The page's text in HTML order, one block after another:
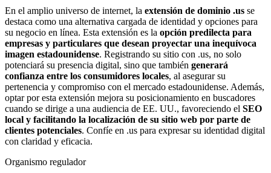
En el amplio universo de internet, la extensión de dominio .us se
destaca como una alternativa cargada de identidad y opciones para
su negocio en línea. Esta extensión es la opción predilecta para
empresas y particulares que desean proyectar una inequívoca
imagen estadounidense. Registrando su sitio con .us, no solo
potenciará su presencia digital, sino que también generará
confianza entre los consumidores locales, al asegurar su
pertenencia y compromiso con el mercado estadounidense. Además,
optar por esta extensión mejora su posicionamiento en buscadores
cuando se dirige a una audiencia de EE. UU., favoreciendo el SEO
local y facilitando la localización de su sitio web por parte de
clientes potenciales. Confíe en .us para expresar su identidad digital
con claridad y eficacia.
Organismo regulador